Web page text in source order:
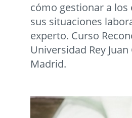
cómo gestionar a los
sus situaciones
experto. Curso
Universidad Rey
Madrid.